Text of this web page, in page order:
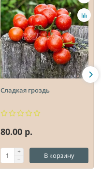
Сладкая гроздь
80.00 р.
В корзину